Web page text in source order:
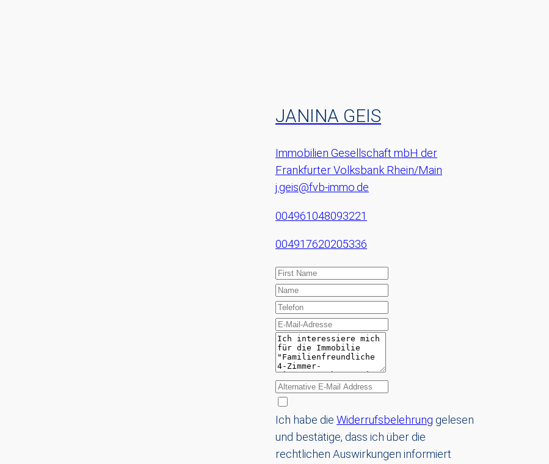
JANINA GEIS
Immobilien Gesellschaft mbH der
Frankfurter Volksbank Rhein/Main
j.geis@fvb-immo.de
004961048093221
004917620205336
Ich habe die Widerrufsbelehrung gelesen
und bestätige, dass ich über die
rechtlichen Auswirkungen informiert